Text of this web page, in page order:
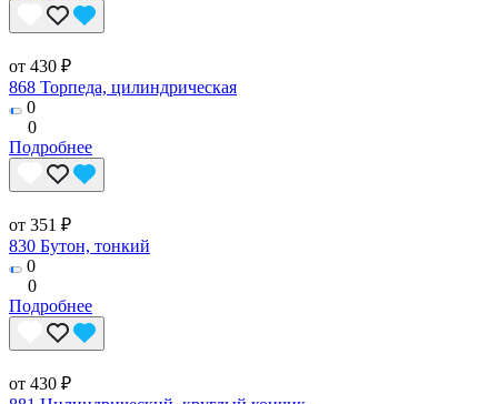
от 430 ₽
868 Торпеда, цилиндрическая
0
0
Подробнее
от 351 ₽
830 Бутон, тонкий
0
0
Подробнее
от 430 ₽